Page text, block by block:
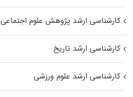
کارشناسی ارشد پژوهش علوم اجتماعی
کارشناسی ارشد تاریخ
کارشناسی ارشد علوم ورزشی